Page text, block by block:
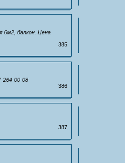
6м2, балкон. Цена
385
264-00-08
386
387